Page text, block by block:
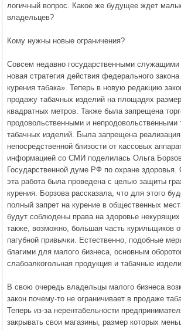
логичный вопрос. Какое же будущее ждет
владельцев?
Кому нужны новые ограничения?
Совсем недавно государственными служащими
новая стратегия действия федерального
курения табака». Теперь в новую редакцию
продажу табачных изделий на площадях
квадратных метров. Также была запрещена
продовольственными и
табачных изделий. Была запрещена реализация
непосредственной близости от кассовых
информацией со СМИ поделилась Ольга
Государственной думе РФ по охране
эта работа была проведена с целью защиты
курения. Борзова рассказала, что для этого
полный запрет на курение в общественных
будут соблюдены права на здоровье
также, возможно, большая часть курильщиков
пагубной привычки. Естественно, подобные
благими для малого бизнеса, основным
слабоалкогольная продукция и табачные
В свою очередь владельцы малого бизнеса
закон почему-то не ограничивает в продаже
Теперь из-за нерентабельности
закрывать свои магазины, размер которых